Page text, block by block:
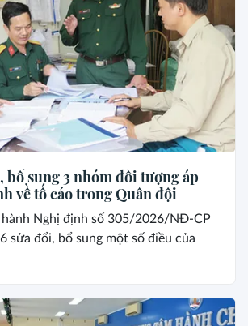
bổ sung 3 nhóm đối tượng áp
về tố cáo trong Quân đội
Nghị định số 305/2026/NĐ-CP
sửa đổi, bổ sung một số điều của